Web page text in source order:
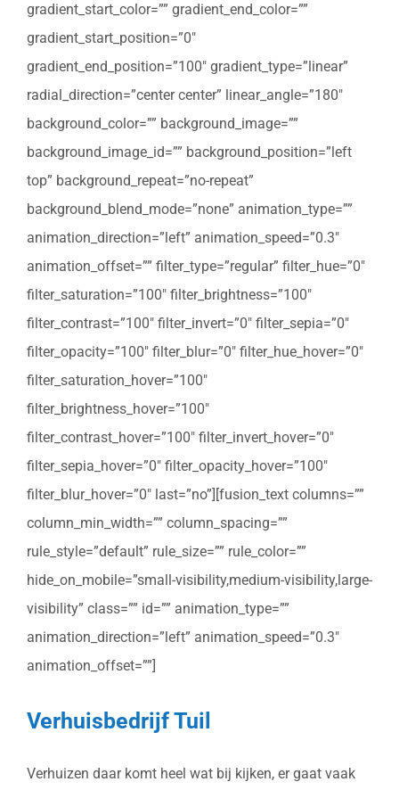
gradient_start_color=”” gradient_end_color=””
gradient_start_position=”0″
gradient_end_position=”100″ gradient_type=”linear”
radial_direction=”center center” linear_angle=”180″
background_color=”” background_image=””
background_image_id=”” background_position=”left
top” background_repeat=”no-repeat”
background_blend_mode=”none” animation_type=””
animation_direction=”left” animation_speed=”0.3″
animation_offset=”” filter_type=”regular” filter_hue=”0″
filter_saturation=”100″ filter_brightness=”100″
filter_contrast=”100″ filter_invert=”0″ filter_sepia=”0″
filter_opacity=”100″ filter_blur=”0″ filter_hue_hover=”0″
filter_saturation_hover=”100″
filter_brightness_hover=”100″
filter_contrast_hover=”100″ filter_invert_hover=”0″
filter_sepia_hover=”0″ filter_opacity_hover=”100″
filter_blur_hover=”0″ last=”no”][fusion_text columns=””
column_min_width=”” column_spacing=””
rule_style=”default” rule_size=”” rule_color=””
hide_on_mobile=”small-visibility,medium-visibility,large-
visibility” class=”” id=”” animation_type=””
animation_direction=”left” animation_speed=”0.3″
animation_offset=””]
Verhuisbedrijf Tuil
Verhuizen daar komt heel wat bij kijken, er gaat vaak